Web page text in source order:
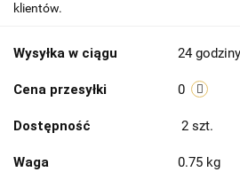
klientów.
Wysyłka w ciągu 24 godziny
Cena przesyłki 0
Dostępność 2 szt.
Waga 0.75 kg